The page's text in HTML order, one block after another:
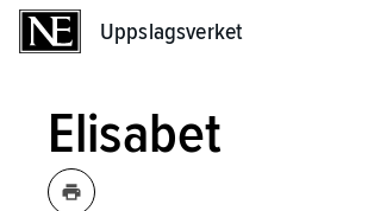
Uppslagsverket
Elisabet